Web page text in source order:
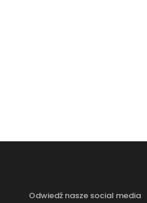
Odwiedź nasze social media